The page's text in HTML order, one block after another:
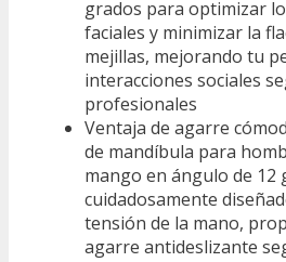
grados para optimizar
faciales y minimizar la
mejillas, mejorando tu
interacciones sociales
profesionales
Ventaja de agarre
de mandíbula para
mango en ángulo de 12
cuidadosamente
tensión de la mano,
agarre antideslizante